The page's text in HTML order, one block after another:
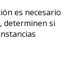
es necesario
determinen si